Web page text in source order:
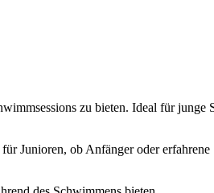
zu bieten. Ideal für junge
Junioren, ob Anfänger oder